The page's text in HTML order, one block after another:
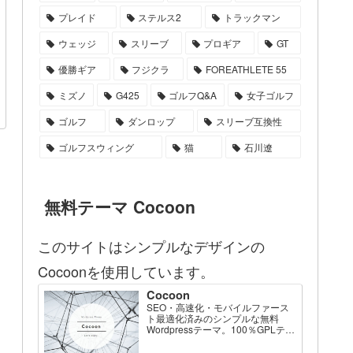
プレイド
ステルス2
トラックマン
ウェッジ
スリーブ プロギア
GT
優勝ギア
フジクラ
FOREATHLETE 55
ミズノ
G425 ゴルフQ&A
女子ゴルフ
ゴルフ
ダンロップ
スリーブ互換性
ゴルフスウィング
猫 石川遼
無料テーマ Cocoon
このサイトはシンプルなデザインの
Cocoonを使用しています。
Cocoon
SEO・高速化・モバイルファース
ト最適化済みのシンプルな無料
Wordpressテーマ。100％GPLテー